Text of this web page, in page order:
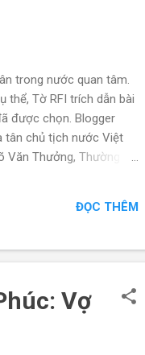
trong nước quan tâm.
thể, Tờ RFI trích dẫn bài
được chọn. Blogger
tân chủ tịch nước Việt
Thưởng, Thường
sẽ đảm nhiệm chức
Ương ĐCSVN vào các
ĐỌC THÊM
Vợ